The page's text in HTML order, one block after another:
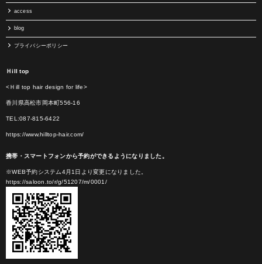
access
blog
プライバシーポリシー
Ｈill top
<Ｈill top hair design for life>
香川県高松市岡本町556-16
TEL:087-815-6422
https://www.hilltop-hair.com/
携帯・スマートフォンから予約ができるようになりました。
※WEB予約システム4月1日より変更になりました。
https://saloon.to/r/g/51207/m/0001/